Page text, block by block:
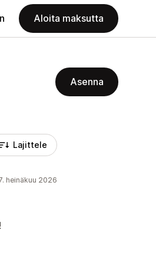
Aloita maksutta
Asenna
Lajittele
heinäkuu 2026